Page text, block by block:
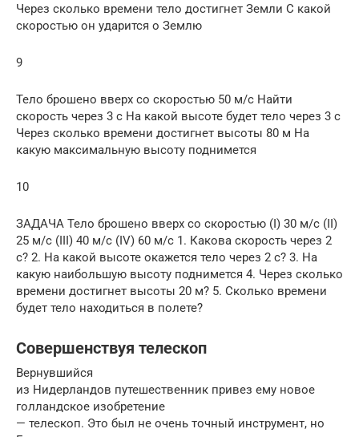
Через сколько времени тело достигнет Земли С какой
скоростью он ударится о Землю
9
Тело брошено вверх со скоростью 50 м/с Найти
скорость через 3 с На какой высоте будет тело через 3 с
Через сколько времени достигнет высоты 80 м На
какую максимальную высоту поднимется
10
ЗАДАЧА Тело брошено вверх со скоростью (I) 30 м/с (II)
25 м/с (III) 40 м/с (IV) 60 м/с 1. Какова скорость через 2
с? 2. На какой высоте окажется тело через 2 с? 3. На
какую наибольшую высоту поднимется 4. Через сколько
времени достигнет высоты 20 м? 5. Сколько времени
будет тело находиться в полете?
Совершенствуя телескоп
Вернувшийся
из Нидерландов путешественник привез ему новое
голландское изобретение
— телескоп. Это был не очень точный инструмент, но